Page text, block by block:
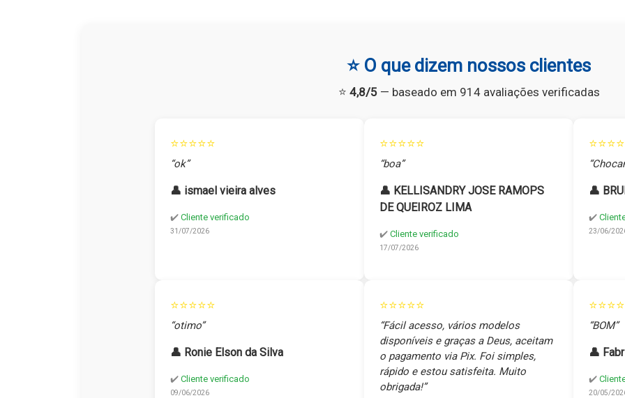
⭐ O que dizem nossos clientes
⭐ 4,8/5— baseado em 914 avaliações verificadas
⭐⭐⭐⭐⭐
“ok”
👤 ismael vieira alves
✔️ Cliente verificado
31/07/2026
⭐⭐⭐⭐⭐
“boa”
👤 KELLISANDRY JOSE RAMOPS
DE QUEIROZ LIMA
✔️ Cliente verificado
17/07/2026
👤
✔️
23/06/
⭐⭐⭐⭐⭐
“otimo”
👤 Ronie Elson da Silva
✔️ Cliente verificado
09/06/2026
⭐⭐⭐⭐⭐
“Fácil acesso, vários modelos
disponíveis e graças a Deus, aceitam
o pagamento via Pix. Foi simples,
rápido e estou satisfeita. Muito
obrigada!”
“BOM”
👤
✔️
20/05/